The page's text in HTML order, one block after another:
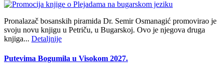
Pronalazač bosanskih piramida Dr. Semir Osmanagić promovirao je
svoju novu knjigu u Petriču, u Bugarskoj. Ovo je njegova druga
knjiga... Detaljnije
Putevima Bogumila u Visokom 2027.